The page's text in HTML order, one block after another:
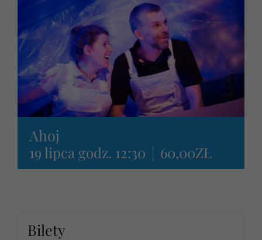
Newsletter
SKLEP VOD
Kontakt
Ahoj
19 lipca godz. 12:30 | 60,00ZŁ
Bilety